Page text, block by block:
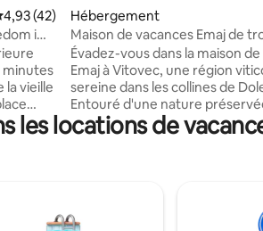
: 4,89 sur 5
moyenne sur la base de 42
4,93 (42)
i
minutes
la vieille
est
le
Hébergement
Maison de vacances Emaj de
chambres avec sauna
Évadez-vous dans la maison
Emaj à Vitovec, une région
sereine dans les collines de
Entouré d'une nature
air frais, il est parfait pour des
paisibles en famille ou entre
chambres, d'une grande
couverte et d'un espace
les locations de